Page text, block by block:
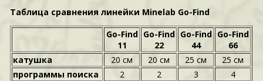
Таблица сравнения линейки Minelab Go-Find
Go-Find
11
Go-Find
22
Go-Find
44
Go-Find
66
катушка
20 см 20 см 25 см
25 см
программы поиска
2 2 3
4